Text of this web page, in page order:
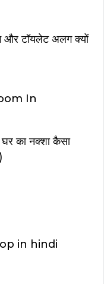
और टॉयलेट अलग क्यों
In
का नक्शा कैसा
in hindi